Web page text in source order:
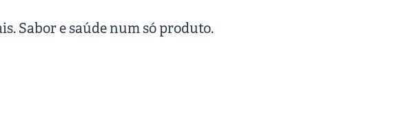
Sabor e saúde num só produto.